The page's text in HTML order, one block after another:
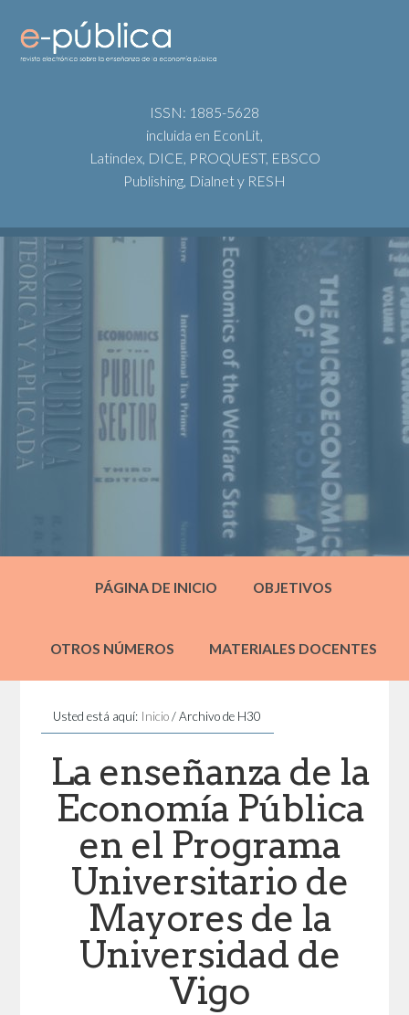
ISSN: 1885-5628
incluida en EconLit,
Latindex, DICE, PROQUEST, EBSCO
Publishing, Dialnet y RESH
PÁGINA DE INICIO OBJETIVOS
OTROS NÚMEROS MATERIALES DOCENTES
Usted está aquí: Inicio /Archivo de H30
La enseñanza de la
Economía Pública
en el Programa
Universitario de
Mayores de la
Universidad de
Vigo